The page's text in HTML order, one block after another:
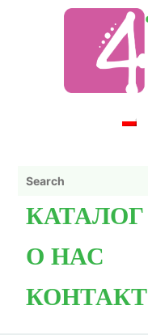
КАТАЛОГ
О НАС
КОНТАКТ